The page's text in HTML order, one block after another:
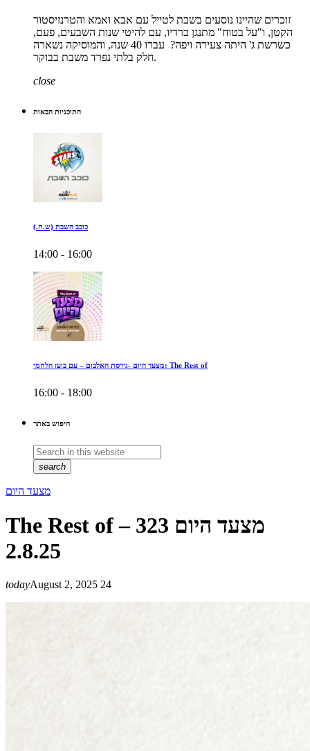
זוכרים שהיינו נוסעים בשבת לטייל עם אבא ואמא והטרנזיסטור
הקטן, ו"על בטוח" מתנגן ברדיו, עם להיטי שנות השבעים, פעם,
כשרשת ג' היתה צעירה ויפה? עברו 40 שנה, והמוסיקה נשארה
חלק בלתי נפרד משבת בבוקר.
close
התוכניות הבאות
כוכב השבת (ש.ח.)
14:00 - 16:00
מצעד היום -גירסת האלבום – עם בועז הלחמי: The Rest of
16:00 - 18:00
חיפוש באתר
search
מצעד היום
The Rest of מצעד היום 323 –
2.8.25
todayAugust 2, 2025 24